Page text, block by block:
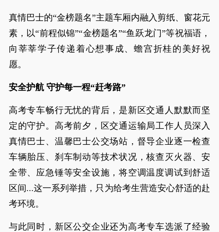
真情巴士的“金榜题名”主题车厢内融入剪纸、窗花元
素，以“前程似锦”“金榜题名”“鱼跃龙门”等祝福语，
向莘莘学子传递着心想事成、蟾宫折桂的美好祝
愿。
安全护航 守护每一程“赶考路”
高考专车畅行无忧的背后，是新区交通人默默而坚
定的守护。高考前夕，区交通运输局工作人员深入
真情巴士、温馨巴士公交场站，督导企业逐一检查
车辆胎压、刹车制动等技术状况，核查灭火器、安
全带、应急锤等安全设施，将空调温度调试到舒适
区间...这一系列举措，只为给考生营造安心舒适的赴
考环境。
与此同时，新区公交企业还为高考专车选派了经验